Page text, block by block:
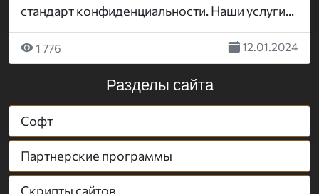
стандарт конфиденциальности. Наши услуги...
1 776 12.01.2024
Разделы сайта
Софт
Партнерские программы
Скрипты сайтов